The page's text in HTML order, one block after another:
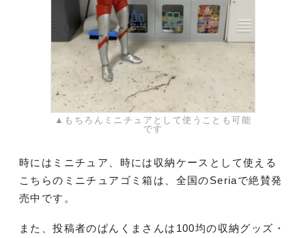
▲もちろんミニチュアとして使うことも可能
です
時にはミニチュア、時には収納ケースとして使える
こちらのミニチュアゴミ箱は、全国のSeriaで絶賛発
売中です。
また、投稿者のぱんくまさんは100均の収納グッズ・